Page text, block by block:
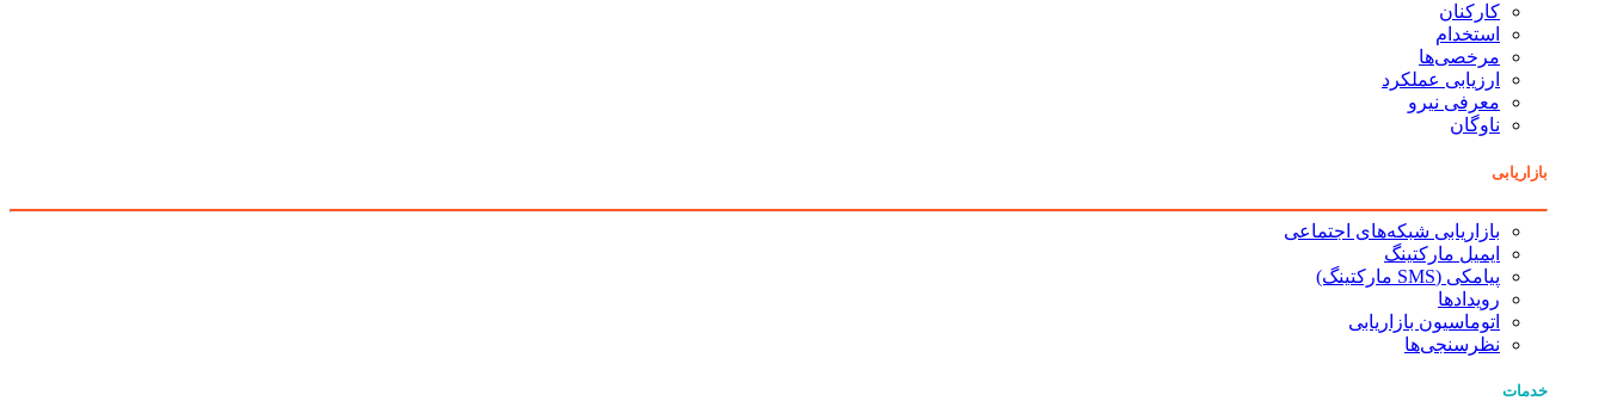
کارکنان
استخدام
مرخصی‌ها
ارزیابی عملکرد
معرفی نیرو
ناوگان
بازاریابی
بازاریابی شبکه‌های اجتماعی
ایمیل مارکتینگ
پیامکی (SMS مارکتینگ)
رویدادها
اتوماسیون بازاریابی
نظرسنجی‌ها
خدمات